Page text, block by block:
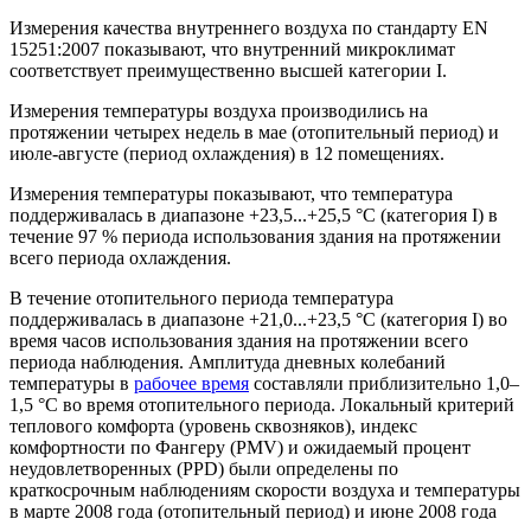
Измерения качества внутреннего воздуха по стандарту EN
15251:2007 показывают, что внутренний микроклимат
соответствует преимущественно высшей категории I.
Измерения температуры воздуха производились на
протяжении четырех недель в мае (отопительный период) и
июле-августе (период охлаждения) в 12 помещениях.
Измерения температуры показывают, что температура
поддерживалась в диапазоне +23,5...+25,5 °С (категория I) в
течение 97 % периода использования здания на протяжении
всего периода охлаждения.
В течение отопительного периода температура
поддерживалась в диапазоне +21,0...+23,5 °С (категория I) во
время часов использования здания на протяжении всего
периода наблюдения. Амплитуда дневных колебаний
температуры в рабочее время составляли приблизительно 1,0–
1,5 °С во время отопительного периода. Локальный критерий
теплового комфорта (уровень сквозняков), индекс
комфортности по Фангеру (PMV) и ожидаемый процент
неудовлетворенных (PPD) были определены по
краткосрочным наблюдениям скорости воздуха и температуры
в марте 2008 года (отопительный период) и июне 2008 года